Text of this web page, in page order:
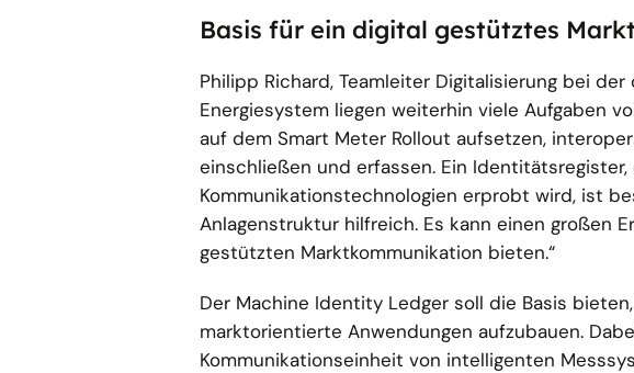
Basis für ein digital gestütztes
Philipp Richard, Teamleiter Digitalisierung bei
Energiesystem liegen weiterhin viele Aufgaben
auf dem Smart Meter Rollout aufsetzen,
einschließen und erfassen. Ein
Kommunikationstechnologien erprobt wird, ist
Anlagenstruktur hilfreich. Es kann einen großen
gestützten Marktkommunikation bieten.“
Der Machine Identity Ledger soll die Basis
marktorientierte Anwendungen aufzubauen.
Kommunikationseinheit von intelligenten